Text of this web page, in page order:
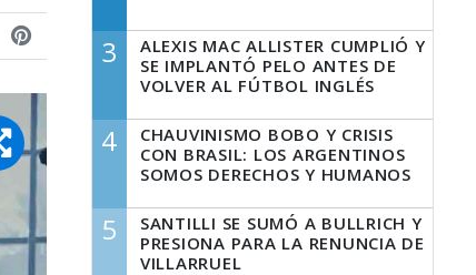
3
ALEXIS MAC ALLISTER CUMPLIÓ Y
SE IMPLANTÓ PELO ANTES DE
VOLVER AL FÚTBOL INGLÉS
4
CHAUVINISMO BOBO Y CRISIS
CON BRASIL: LOS ARGENTINOS
SOMOS DERECHOS Y HUMANOS
5
SANTILLI SE SUMÓ A BULLRICH Y
PRESIONA PARA LA RENUNCIA DE
VILLARRUEL